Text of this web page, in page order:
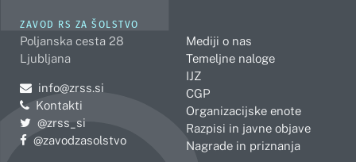
ZAVOD RS ZA ŠOLSTVO
Poljanska cesta 28
Ljubljana
Pošljite e-mail na
info@zrss.si
Kontakti
Pojdite na Twitter:
@zrss_si
Pojdite na Facebook:
@zavodzasolstvo
Mediji o nas
Temeljne naloge
IJZ
CGP
Organizacijske enote
Razpisi in javne objave
Nagrade in priznanja